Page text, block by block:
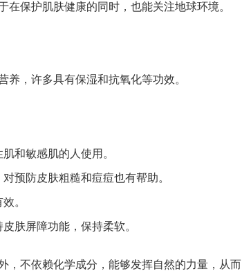
保护肌肤健康的同时，也能关注地球环境。
，许多具有保湿和抗氧化等功效。
和敏感肌的人使用。
预防皮肤粗糙和痘痘也有帮助。
。
肤屏障功能，保持柔软。
，不依赖化学成分，能够发挥自然的力量，从而